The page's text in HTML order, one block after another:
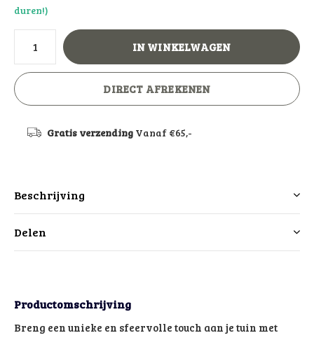
duren!)
IN WINKELWAGEN
DIRECT AFREKENEN
Gratis verzendingVanaf €65,-
Beschrijving
Delen
Productomschrijving
Breng een unieke en sfeervolle touch aan je tuin met